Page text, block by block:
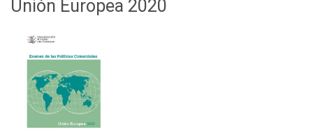
Unión Europea 2020